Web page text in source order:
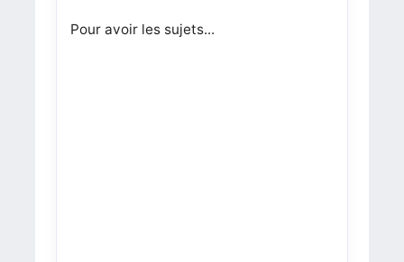
Pour avoir les sujets...